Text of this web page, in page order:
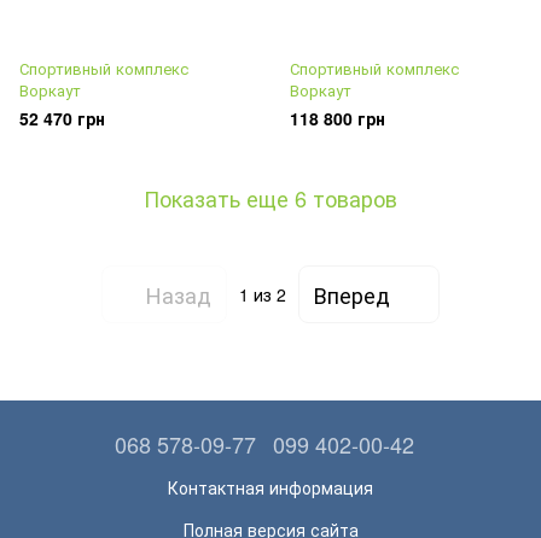
Спортивный комплекс
Воркаут
52 470 грн
Спортивный комплекс
Воркаут
118 800 грн
Показать еще 6 товаров
Назад 1 из 2 Вперед
068 578-09-77 099 402-00-42
Контактная информация
Полная версия сайта